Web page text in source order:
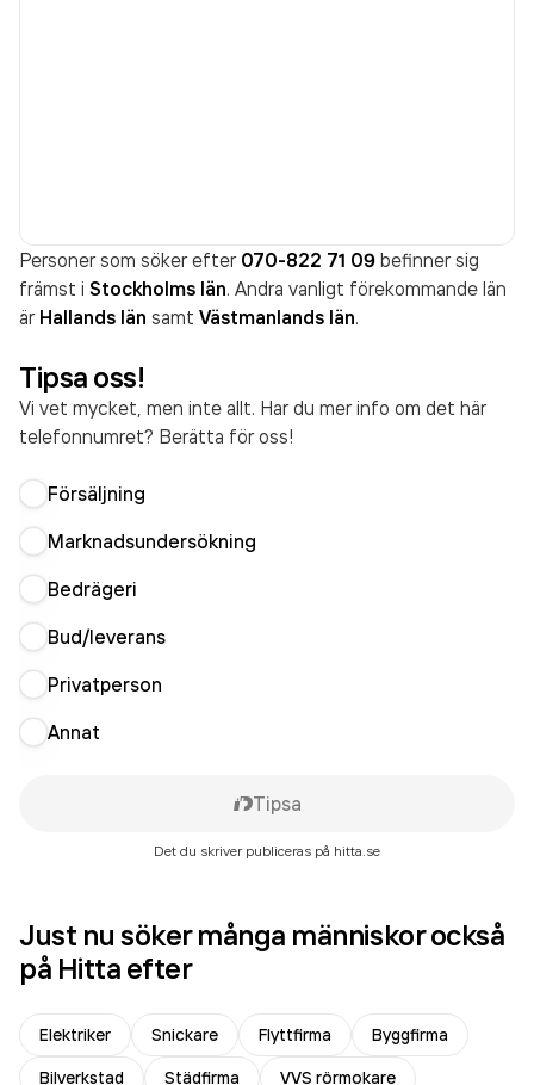
Personer som söker efter 070-822 71 09 befinner sig
främst i Stockholms län. Andra vanligt förekommande län
är Hallands län samt Västmanlands län.
Tipsa oss!
Vi vet mycket, men inte allt. Har du mer info om det här
telefonnumret? Berätta för oss!
Försäljning
Marknadsundersökning
Bedrägeri
Bud/leverans
Privatperson
Annat
Tipsa
Det du skriver publiceras på hitta.se
Just nu söker många människor också
på Hitta efter
Elektriker Snickare Flyttfirma
Byggfirma
Bilverkstad
Städfirma VVS rörmokare